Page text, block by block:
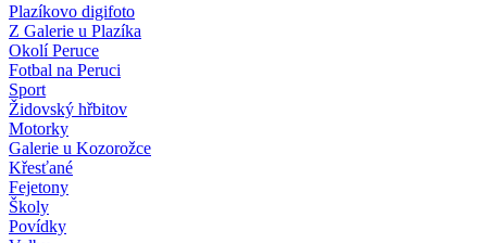
Plazíkovo digifoto
Z Galerie u Plazíka
Okolí Peruce
Fotbal na Peruci
Sport
Židovský hřbitov
Motorky
Galerie u Kozorožce
Křesťané
Fejetony
Školy
Povídky